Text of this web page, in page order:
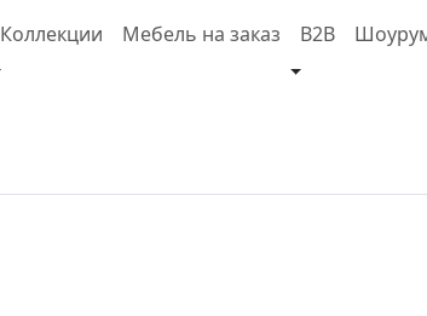
Коллекции Мебель на заказ B2B